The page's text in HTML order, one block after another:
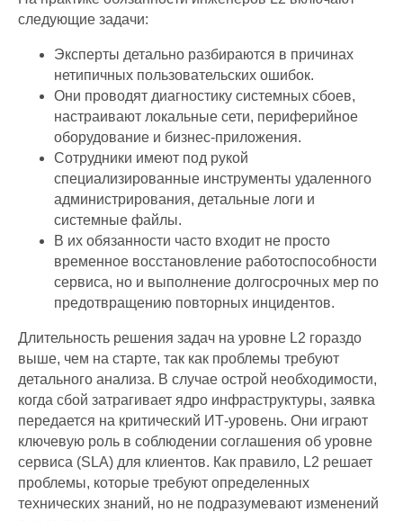
следующие задачи:
Эксперты детально разбираются в причинах
нетипичных пользовательских ошибок.
Они проводят диагностику системных сбоев,
настраивают локальные сети, периферийное
оборудование и бизнес-приложения.
Сотрудники имеют под рукой
специализированные инструменты удаленного
администрирования, детальные логи и
системные файлы.
В их обязанности часто входит не просто
временное восстановление работоспособности
сервиса, но и выполнение долгосрочных мер по
предотвращению повторных инцидентов.
Длительность решения задач на уровне L2 гораздо
выше, чем на старте, так как проблемы требуют
детального анализа. В случае острой необходимости,
когда сбой затрагивает ядро инфраструктуры, заявка
передается на критический ИТ-уровень. Они играют
ключевую роль в соблюдении соглашения об уровне
сервиса (SLA) для клиентов. Как правило, L2 решает
проблемы, которые требуют определенных
технических знаний, но не подразумевают изменений